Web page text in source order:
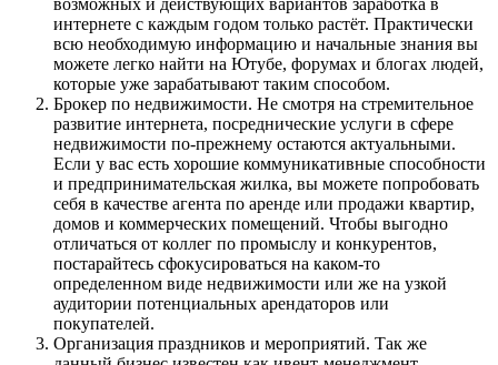
интернете с каждым годом только растёт. Практически
всю необходимую информацию и начальные знания вы
можете легко найти на Ютубе, форумах и блогах людей,
которые уже зарабатывают таким способом.
Брокер по недвижимости. Не смотря на стремительное
развитие интернета, посреднические услуги в сфере
недвижимости по-прежнему остаются актуальными.
Если у вас есть хорошие коммуникативные способности
и предпринимательская жилка, вы можете попробовать
себя в качестве агента по аренде или продажи квартир,
домов и коммерческих помещений. Чтобы выгодно
отличаться от коллег по промыслу и конкурентов,
постарайтесь сфокусироваться на каком-то
определенном виде недвижимости или же на узкой
аудитории потенциальных арендаторов или
покупателей.
Организация праздников и мероприятий. Так же